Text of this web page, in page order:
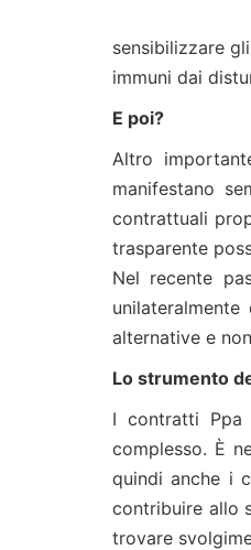
sensibilizzare
immuni dai
E poi?
Altro
manifestano
contrattuali
trasparente
Nel recente
alternative e
Lo strumento
I contratti Ppa
complesso. È
quindi anche i
contribuire allo
trovare